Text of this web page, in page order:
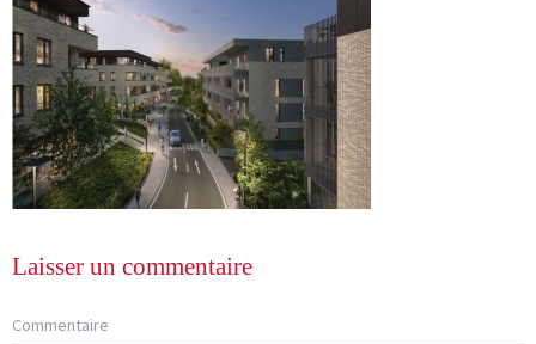
Laisser un commentaire
Commentaire